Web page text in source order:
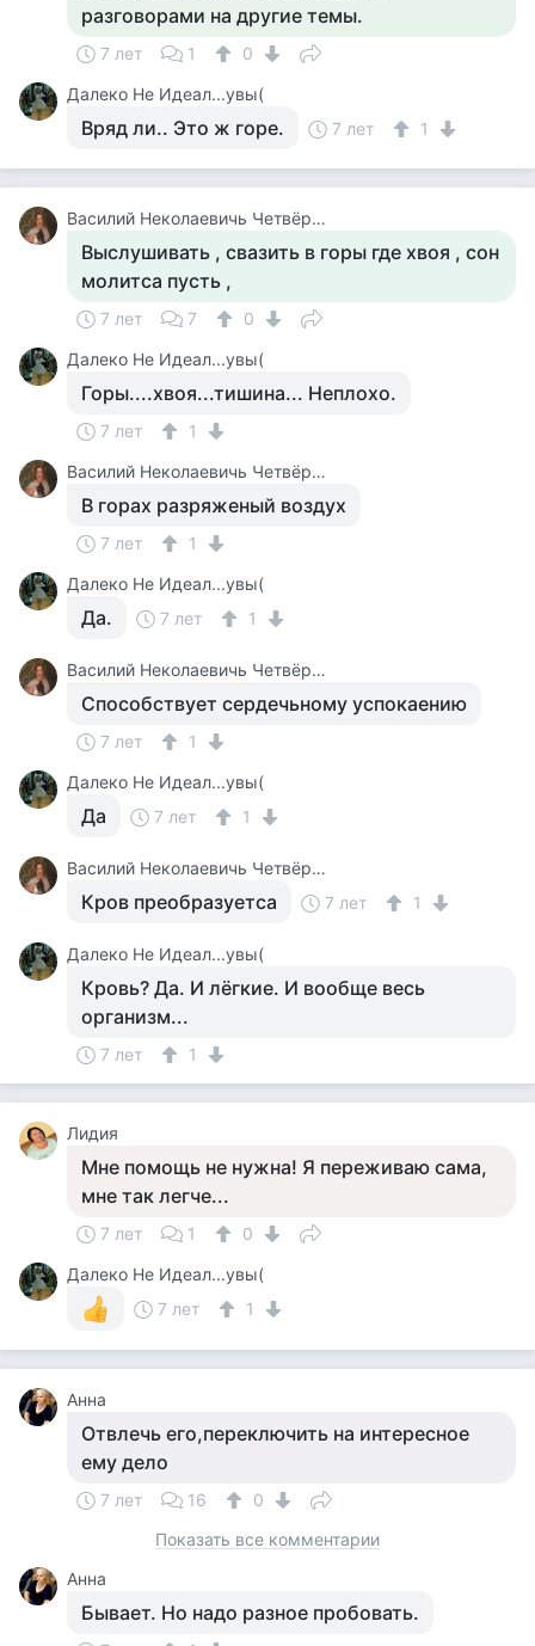
разговорами на другие темы.
7 лет 1
0
Далеко Не Идеал...увы(
Вряд ли.. Это ж горе. 7 лет 1
Василий Неколаевичь Четвёркин
Выслушивать , свазить в горы где хвоя , сон
молитса пусть ,
7 лет 7
0
Далеко Не Идеал...увы(
Горы....хвоя...тишина... Неплохо.
7 лет
1
Василий Неколаевичь Четвёркин
В горах разряженый воздух
7 лет
1
Далеко Не Идеал...увы(
Да. 7 лет 1
Василий Неколаевичь Четвёркин
Способствует сердечьному успокаению
7 лет
1
Далеко Не Идеал...увы(
Да 7 лет 1
Василий Неколаевичь Четвёркин
Кров преобразуетса 7 лет 1
Далеко Не Идеал...увы(
Кровь? Да. И лёгкие. И вообще весь
организм...
7 лет 1
Лидия
Мне помощь не нужна! Я переживаю сама,
мне так легче...
7 лет 1
0
Далеко Не Идеал...увы(
7 лет
1
Анна
Отвлечь его,переключить на интересное
ему дело
7 лет 16
0
Показать все комментарии
Анна
Бывает. Но надо разное пробовать.